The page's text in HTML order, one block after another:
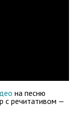
на песню
с речитативом —